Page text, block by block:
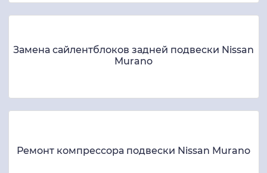
Замена сайлентблоков задней подвески Nissan
Murano
Ремонт компрессора подвески Nissan Murano